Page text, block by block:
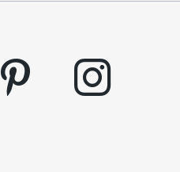
pinterest instagram